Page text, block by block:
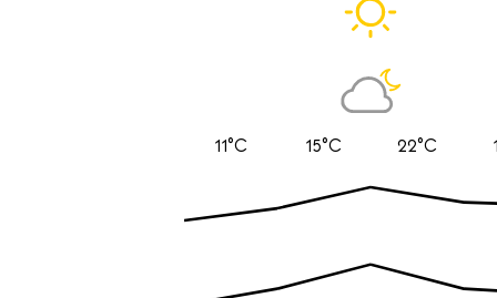
11°C 15°C 22°C